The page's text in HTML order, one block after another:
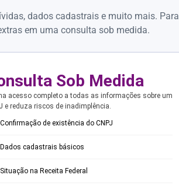
dados cadastrais e muito mais. Para
em uma consulta sob medida.
Sob Medida
acesso completo a todas as informações sobre um
e reduza riscos de inadimplência.
Confirmação de existência do CNPJ
Dados cadastrais básicos
Situação na Receita Federal